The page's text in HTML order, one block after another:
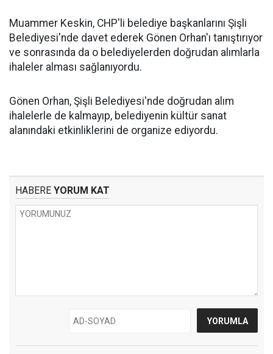
Muammer Keskin, CHP'li belediye başkanlarını Şişli
Belediyesi'nde davet ederek Gönen Orhan'ı tanıştırıyor
ve sonrasında da o belediyelerden doğrudan alımlarla
ihaleler alması sağlanıyordu.
Gönen Orhan, Şişli Belediyesi'nde doğrudan alım
ihalelerle de kalmayıp, belediyenin kültür sanat
alanındaki etkinliklerini de organize ediyordu.
HABERE YORUM KAT